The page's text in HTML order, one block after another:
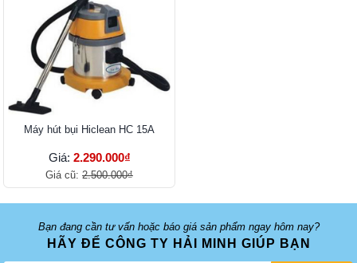
Máy hút bụi Hiclean HC 15A
Giá: 2.290.000₫
Giá cũ: 2.500.000₫
Bạn đang cần tư vấn hoặc báo giá sản phẩm ngay hôm nay?
HÃY ĐỂ CÔNG TY HẢI MINH GIÚP BẠN